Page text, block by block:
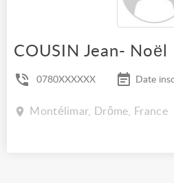
COUSIN Jean- Noël
0780XXXXXX Date
Montélimar, Drôme, France